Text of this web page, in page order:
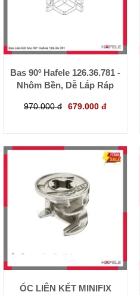
Bas 90º Hafele 126.36.781 -
Nhôm Bền, Dễ Lắp Ráp
970.000 đ 679.000 đ
ỐC LIÊN KẾT MINIFIX